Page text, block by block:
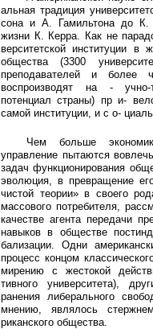
альная традиция
сона и А. Гамильтона до К.
жизни К. Керра. Как не
верситетской институции в
общества (3300
преподавателей и
воспроизводят на -
потенциал страны) пр и-
самой институции, и с о-
Чем больше
управление пытаются
задач функционирования
эволюция, в превращение
чистой теории» в своего
массового потребителя,
качестве агента передачи
навыков в обществе
бализации. Одни
процесс концом
мирению с жестокой
тивного университета),
ранения либерального
мнению, являлось
риканского общества.